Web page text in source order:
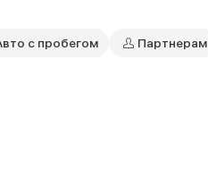
с пробегом Партнерам